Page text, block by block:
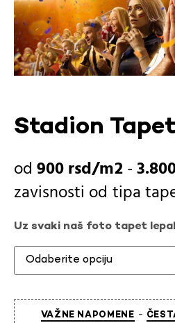
Stadion
900rsd -
zavisnosti od tipa
Uz svaki naš foto tapet
VAŽNE NAPOMENE -